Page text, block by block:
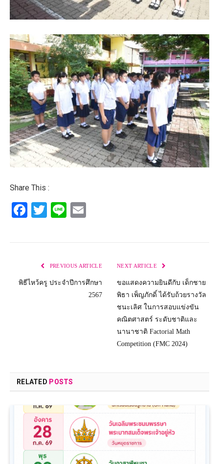
Share This :
Facebook
Twitter
Line
PREVIOUS ARTICLE
พิธีไหว้ครู ประจำปีการศึกษา
2567
NEXT ARTICLE
ขอแสดงความยินดีกับ เด็กชาย
พิธา เพ็ญภักดิ์ ได้รับถ้วยรางวัล
ชนะเลิศ ในการสอบแข่งขัน
คณิตศาสตร์ ระดับชาติและ
นานาชาติ Factorial Math
Competition (FMC 2024)
RELATED POSTS